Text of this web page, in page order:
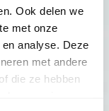
Ook delen we
met onze
analyse. Deze
met andere
die ze hebben